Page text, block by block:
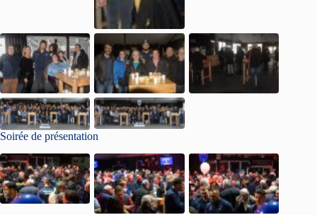
Soirée de présentation